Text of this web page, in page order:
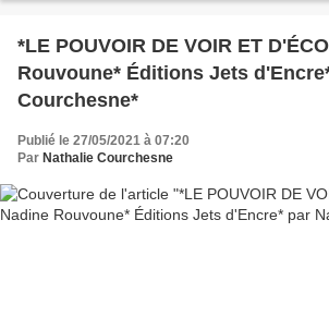
*LE POUVOIR DE VOIR ET
Rouvoune* Éditions Jets
Courchesne*
Publié le 27/05/2021 à 07:20
Par Nathalie Courchesne